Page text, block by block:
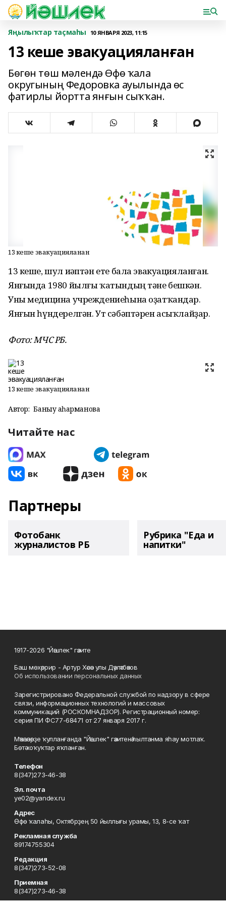
Яңылыҡтар таҫмаһы 10 ЯНВАРЯ 2023, 11:15
13 кеше эвакуацияланған
Бөгөн төш мәлендә Өфө ҡала
округының Федоровка ауылында өс
фатирлы йортта янғын сыҡҡан.
13 кеше эвакуацияланған
13 кеше, шул иҫәптән ете бала эвакуацияланған.
Янғында 1980 йылғы ҡатындың тәне бешкән.
Уны медицина учреждениеһына оҙатҡандар.
Янғын һүндерелгән. Ут сәбәптәрен асыҡлайҙар.
Фото: МЧС РБ.
13 кеше эвакуацияланған
Автор: Баныу Ҡаһарманова
Читайте нас
Партнеры
Фотобанк
журналистов РБ
Рубрика "Еда и
напитки"
1917-2026 "Йәшлек" гәзите
Баш мөхәррир - Артур Хәсән улы Дәүләтбәков
Об использовании персональных данных
Зарегистрировано Федеральной службой по надзору в сфере
связи, информационных технологий и массовых
коммуникаций (РОСКОМНАДЗОР). Регистрационный номер:
серия ПИ ФС77-68471 от 27 января 2017 г.
Мәҡәләләрҙе ҡулланғанда "Йәшлек" гәзитенә һылтанма яһау мотлаҡ.
Бөтә хоҡуҡтар яҡланған.
Телефон
8(347)273-46-38
Эл. почта
ye02@yandex.ru
Адрес
Өфө ҡалаһы, Октябрҙең 50 йыллығы урамы, 13, 8-се ҡат
Рекламная служба
89174755304
Редакция
8(347)273-52-08
Приемная
8(347)273-46-38